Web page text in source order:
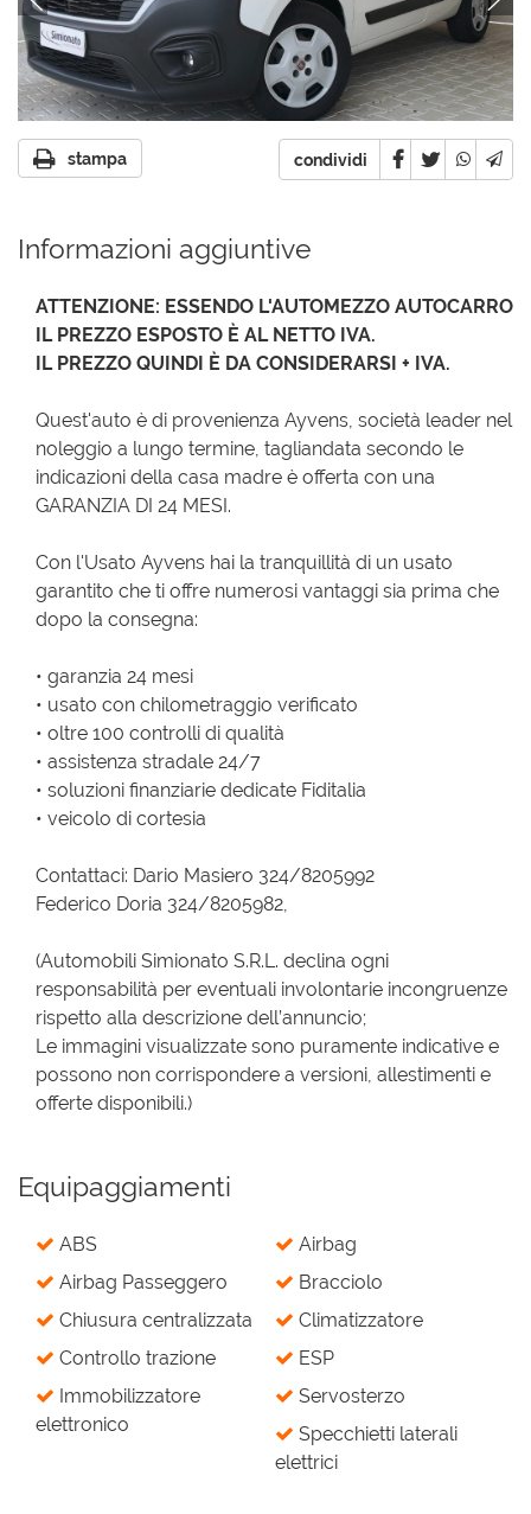
stampa condividi
Informazioni aggiuntive
ATTENZIONE: ESSENDO L'AUTOMEZZO AUTOCARRO
IL PREZZO ESPOSTO È AL NETTO IVA.
IL PREZZO QUINDI È DA CONSIDERARSI + IVA.
Quest'auto è di provenienza Ayvens, società leader nel
noleggio a lungo termine, tagliandata secondo le
indicazioni della casa madre è offerta con una
GARANZIA DI 24 MESI.
Con l'Usato Ayvens hai la tranquillità di un usato
garantito che ti offre numerosi vantaggi sia prima che
dopo la consegna:
• garanzia 24 mesi
• usato con chilometraggio verificato
• oltre 100 controlli di qualità
• assistenza stradale 24/7
• soluzioni finanziarie dedicate Fiditalia
• veicolo di cortesia
Contattaci: Dario Masiero 324/8205992
Federico Doria 324/8205982,
(Automobili Simionato S.R.L. declina ogni
responsabilità per eventuali involontarie incongruenze
rispetto alla descrizione dell’annuncio;
Le immagini visualizzate sono puramente indicative e
possono non corrispondere a versioni, allestimenti e
offerte disponibili.)
Equipaggiamenti
ABS
Airbag
Airbag Passeggero
Bracciolo
Chiusura centralizzata
Climatizzatore
Controllo trazione
ESP
Immobilizzatore
elettronico
Servosterzo
Specchietti laterali
elettrici